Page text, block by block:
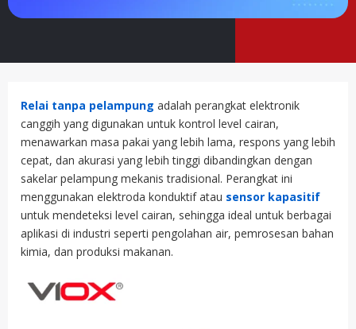
Relai tanpa pelampung adalah perangkat elektronik
canggih yang digunakan untuk kontrol level cairan,
menawarkan masa pakai yang lebih lama, respons yang lebih
cepat, dan akurasi yang lebih tinggi dibandingkan dengan
sakelar pelampung mekanis tradisional. Perangkat ini
menggunakan elektroda konduktif atau sensor kapasitif
untuk mendeteksi level cairan, sehingga ideal untuk berbagai
aplikasi di industri seperti pengolahan air, pemrosesan bahan
kimia, dan produksi makanan.